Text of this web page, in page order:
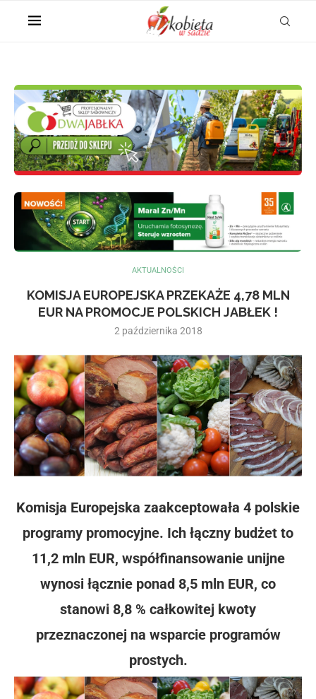
AKTUALNOŚCI
KOMISJA EUROPEJSKA PRZEKAŻE 4,78 MLN
EUR NA PROMOCJE POLSKICH JABŁEK !
2 października 2018
Komisja Europejska zaakceptowała 4 polskie
programy promocyjne. Ich łączny budżet to
11,2 mln EUR, współfinansowanie unijne
wynosi łącznie ponad 8,5 mln EUR, co
stanowi 8,8 % całkowitej kwoty
przeznaczonej na wsparcie programów
prostych.